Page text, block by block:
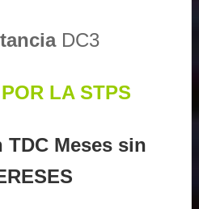
DC3
LA STPS
TDC Meses sin